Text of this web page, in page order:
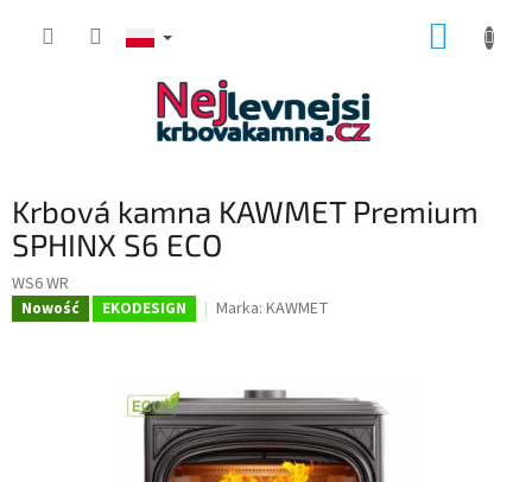
Krbová kamna KAWMET Premium
SPHINX S6 ECO
WS6 WR
Nowość EKODESIGN Marka: KAWMET